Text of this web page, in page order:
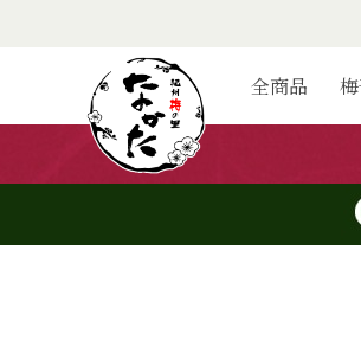
全商品
ログイン
会員のお客様
メールアドレスとパスワードを入力して